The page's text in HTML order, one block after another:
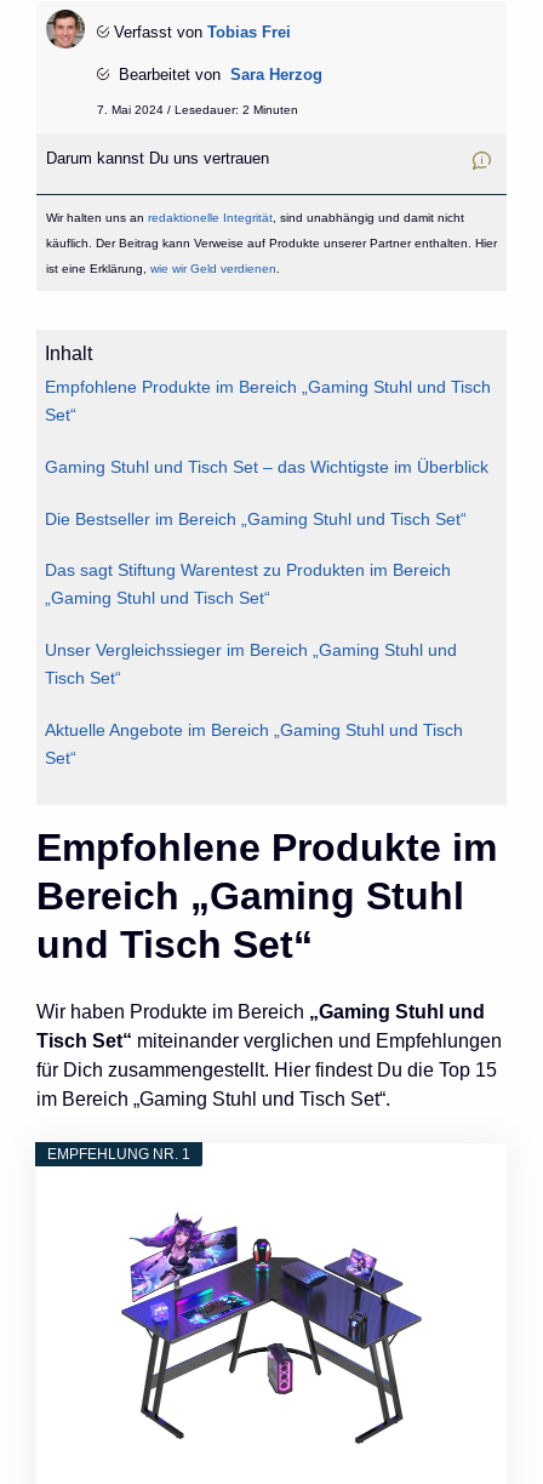
Verfasst von Tobias Frei
Bearbeitet von Sara Herzog
7. Mai 2024 / Lesedauer: 2 Minuten
Darum kannst Du uns vertrauen
Wir halten uns an redaktionelle Integrität, sind unabhängig und damit nicht
käuflich. Der Beitrag kann Verweise auf Produkte unserer Partner enthalten. Hier
ist eine Erklärung, wie wir Geld verdienen
Inhalt
Empfohlene Produkte im Bereich „Gaming Stuhl und Tisch
Set“
Gaming Stuhl und Tisch Set – das Wichtigste im Überblick
Die Bestseller im Bereich „Gaming Stuhl und Tisch Set“
Das sagt Stiftung Warentest zu Produkten im Bereich
„Gaming Stuhl und Tisch Set“
Unser Vergleichssieger im Bereich „Gaming Stuhl und
Tisch Set“
Aktuelle Angebote im Bereich „Gaming Stuhl und Tisch
Set“
Empfohlene Produkte im
Bereich „Gaming Stuhl
und Tisch Set“
Wir haben Produkte im Bereich „Gaming Stuhl und
Tisch Set“ miteinander verglichen und Empfehlungen
für Dich zusammengestellt. Hier findest Du die Top 15
im Bereich „Gaming Stuhl und Tisch Set“.
EMPFEHLUNG NR. 1